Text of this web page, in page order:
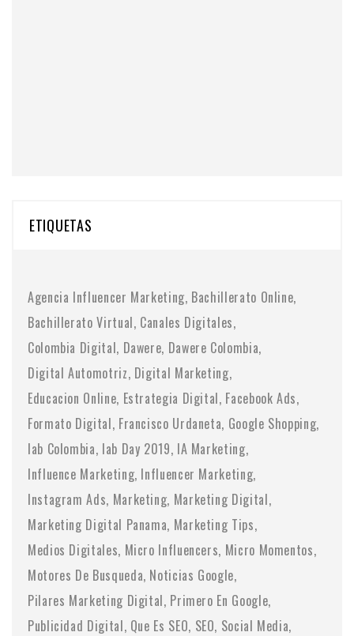
ETIQUETAS
Agencia Influencer Marketing Bachillerato Online
Bachillerato Virtual Canales Digitales
Colombia Digital Dawere Dawere Colombia
Digital Automotriz Digital Marketing
Educacion Online Estrategia Digital Facebook Ads
Formato Digital Francisco Urdaneta Google Shopping
Iab Colombia Iab Day 2019 IA Marketing
Influence Marketing Influencer Marketing
Instagram Ads Marketing Marketing Digital
Marketing Digital Panama Marketing Tips
Medios Digitales Micro Influencers Micro Momentos
Motores De Busqueda Noticias Google
Pilares Marketing Digital Primero En Google
Publicidad Digital Que Es SEO SEO Social Media